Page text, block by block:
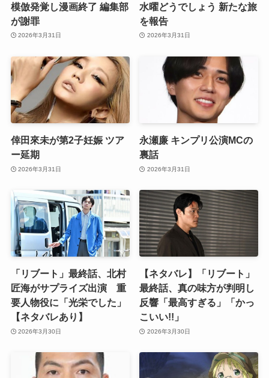
模倣発覚し漫画終了 編集部
が謝罪
2026年3月31日
水曜どうでしょう 新たな旅
を報告
2026年3月31日
倖田來未が第2子妊娠 ツア
ー延期
2026年3月31日
永瀬廉 キンプリ公演MCの
裏話
2026年3月31日
「リブート」最終話、北村
匠海がサプライズ出演 重
要人物役に「光栄でした」
【ネタバレあり】
2026年3月30日
【ネタバレ】「リブート」
最終話、真の味方が判明し
反響「最高すぎる」「かっ
こいい!!」
2026年3月30日